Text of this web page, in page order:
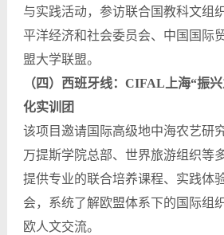
与实践活动，参访联合国教科文组
平洋经济和社会委员会、中国国际
盟大学联盟。
（四）西班牙线：CIFAL上海“振
化实训团
该项目邀请国际高级地中海农艺研
万提斯学院总部、世界旅游组织等
提供专业的联合培养课程、实践体
会，系统了解欧盟体系下的国际组
欧人文交流。